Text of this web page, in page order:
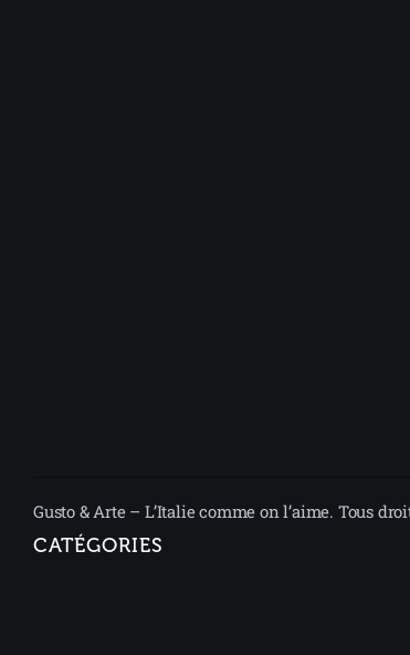
Gusto & Arte – L’Italie comme on l’aime. Tous
CATÉGORIES